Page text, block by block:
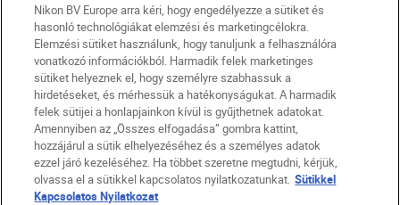
Lépjen kapcsolatba velünk
Adatvédelmi nyilatkozat
Jogi nyilatkozat
Nikon Store szerződési feltételek
Sütikkel kapcsolatos nyilatkozat
Akadálymentesség
Sütikre vonatkozó beállítások
© 2026 Nikon
SKIP
Nikon BV Europe arra kéri, hogy engedélyezze a sütiket és
hasonló technológiákat elemzési és marketingcélokra.
Elemzési sütiket használunk, hogy tanuljunk a felhasználóra
vonatkozó információkból. Harmadik felek marketinges
sütiket helyeznek el, hogy személyre szabhassuk a
hirdetéseket, és mérhessük a hatékonyságukat. A harmadik
felek sütijei a honlapjainkon kívül is gyűjthetnek adatokat.
Amennyiben az „Összes elfogadása” gombra kattint,
hozzájárul a sütik elhelyezéséhez és a személyes adatok
ezzel járó kezeléséhez. Ha többet szeretne megtudni, kérjük,
olvassa el a sütikkel kapcsolatos nyilatkozatunkat. Sütikkel
Kapcsolatos Nyilatkozat